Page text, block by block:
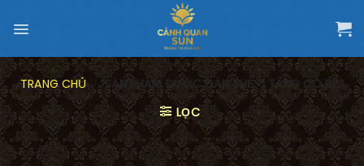
đến
dung
TRANG CHỦ
SẢN PHẨM ĐƯỢC GẮN THẺ “1 TẦNG CÓ BỆ”
LỌC